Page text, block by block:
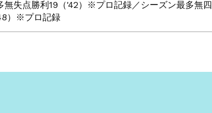
無失点勝利19（'42）※プロ記録／シーズン最多無四
）※プロ記録